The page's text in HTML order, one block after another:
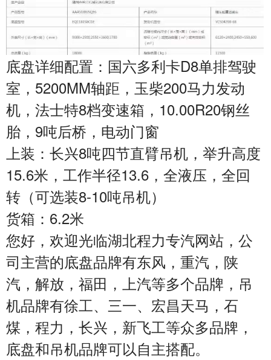
底盘详细配置：国六多利卡D8单排驾驶
室，5200MM轴距，玉柴200马力发动
机，法士特8档变速箱，10.00R20钢丝
胎，9吨后桥，电动门窗
上装：长兴8吨四节直臂吊机，举升高度
15.6米，工作半径13.6，全液压，全回
转（可选装8-10吨吊机）
货箱：6.2米
您好，欢迎光临湖北程力专汽网站，公
司主营的底盘品牌有东风，重汽，陕
汽，解放，福田，上汽等多个品牌，吊
机品牌有徐工、三一、宏昌天马，石
煤，程力，长兴，新飞工等众多品牌，
底盘和吊机品牌可以自主搭配。